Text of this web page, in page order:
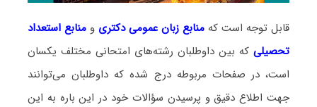
قابل توجه است که منابع زبان عمومی دکتری و منابع استعداد
تحصیلیکه بین داوطلبان رشته‌های امتحانی مختلف یکسان
است، در صفحات مربوطه درج شده که داوطلبان می‌توانند
جهت اطلاع دقیق و پرسیدن سؤالات خود در این باره به این